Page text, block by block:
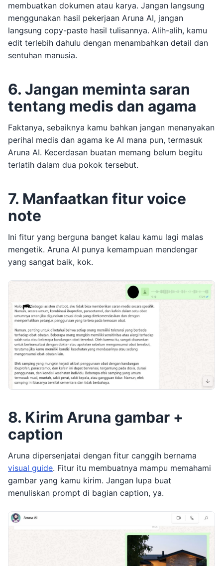
membuatkan dokumen atau karya. Jangan langsung
menggunakan hasil pekerjaan Aruna AI, jangan
langsung copy-paste hasil tulisannya. Alih-alih, kamu
edit terlebih dahulu dengan menambahkan detail dan
sentuhan manusia.
6. Jangan meminta saran
tentang medis dan agama
Faktanya, sebaiknya kamu bahkan jangan menanyakan
perihal medis dan agama ke AI mana pun, termasuk
Aruna AI. Kecerdasan buatan memang belum begitu
terlatih dalam dua pokok tersebut.
7. Manfaatkan fitur voice
note
Ini fitur yang berguna banget kalau kamu lagi malas
mengetik. Aruna AI punya kemampuan mendengar
yang sangat baik, kok.
8. Kirim Aruna gambar +
caption
Aruna dipersenjatai dengan fitur canggih bernama
visual guide. Fitur itu membuatnya mampu memahami
gambar yang kamu kirim. Jangan lupa buat
menuliskan prompt di bagian caption, ya.